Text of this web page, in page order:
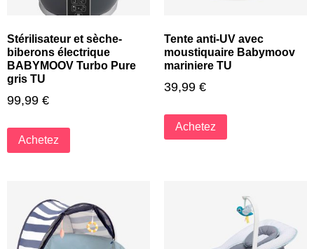
Stérilisateur et sèche-
biberons électrique
BABYMOOV Turbo Pure
gris TU
99,99 €
Achetez
Tente anti-UV avec
moustiquaire Babymoov
mariniere TU
39,99 €
Achetez